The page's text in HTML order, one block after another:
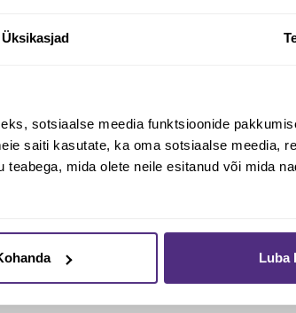
Üksikasjad
sotsiaalse meedia funktsioonide
saiti kasutate, ka oma sotsiaalse meedia,
mida olete neile esitanud või mida
Luba
SÄÄSEÕLI,
Sääskede ja sämblaste
10.00€ 9.00€
Lisa korvi
Looduslik puugi- ja putukakaitse | Kuni -10%
MOZZIWATCH